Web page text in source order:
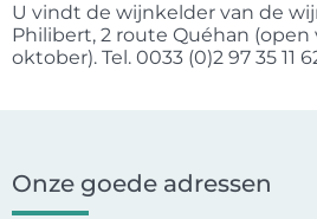
U vindt de wijnkelder van de
Philibert, 2 route Quéhan (open
oktober). Tel. 0033 (0)2 97 35 11
Onze goede adressen